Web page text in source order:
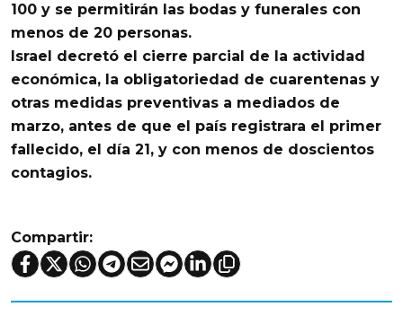
100 y se permitirán las bodas y funerales con
menos de 20 personas.
Israel decretó el cierre parcial de la actividad
económica, la obligatoriedad de cuarentenas y
otras medidas preventivas a mediados de
marzo, antes de que el país registrara el primer
fallecido, el día 21, y con menos de doscientos
contagios.
Compartir: